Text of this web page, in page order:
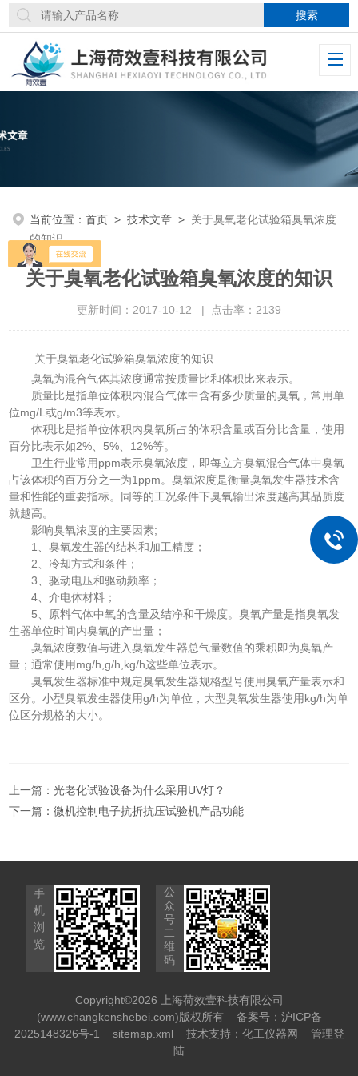
当前位置：首页 >技术文章 > 关于臭氧老化试验箱臭氧浓度
的知识
关于臭氧老化试验箱臭氧浓度的知识
更新时间：2017-10-12 | 点击率：2139
关于臭氧老化试验箱臭氧浓度的知识
臭氧为混合气体其浓度通常按质量比和体积比来表示。
质量比是指单位体积内混合气体中含有多少质量的臭氧，常用单
位mg/L或g/m3等表示。
体积比是指单位体积内臭氧所占的体积含量或百分比含量，使用
百分比表示如2%、5%、12%等。
卫生行业常用ppm表示臭氧浓度，即每立方臭氧混合气体中臭氧
占该体积的百万分之一为1ppm。臭氧浓度是衡量臭氧发生器技术含
量和性能的重要指标。同等的工况条件下臭氧输出浓度越高其品质度
就越高。
影响臭氧浓度的主要因素;
1、臭氧发生器的结构和加工精度；
2、冷却方式和条件；
3、驱动电压和驱动频率；
4、介电体材料；
5、原料气体中氧的含量及结净和干燥度。臭氧产量是指臭氧发
生器单位时间内臭氧的产出量；
臭氧浓度数值与进入臭氧发生器总气量数值的乘积即为臭氧产
量；通常使用mg/h,g/h,kg/h这些单位表示。
臭氧发生器标准中规定臭氧发生器规格型号使用臭氧产量表示和
区分。小型臭氧发生器使用g/h为单位，大型臭氧发生器使用kg/h为单
位区分规格的大小。
上一篇：光老化试验设备为什么采用UV灯？
下一篇：微机控制电子抗折抗压试验机产品功能
手
机
浏
览
公
众
号
二
维
码
Copyright©2026 上海荷效壹科技有限公司
(www.changkenshebei.com)版权所有 备案号：沪ICP备
2025148326号-1
sitemap.xml 技术支持： 化工仪器网
管理登
陆